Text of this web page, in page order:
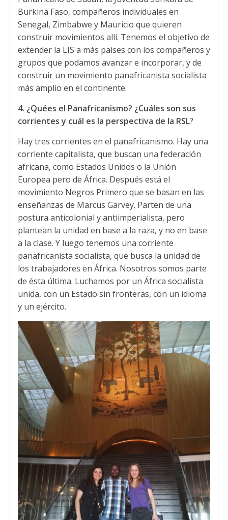
Burkina Faso, compañeros individuales en
Senegal, Zimbabwe y Mauricio que quieren
construir movimientos allí. Tenemos el objetivo de
extender la LIS a más países con los compañeros y
grupos que podamos avanzar e incorporar, y de
construir un movimiento panafricanista socialista
más amplio en el continente.
4. ¿Quées el Panafricanismo? ¿Cuáles son sus
corrientes y cuál es la perspectiva de la RSL?
Hay tres corrientes en el panafricanismo. Hay una
corriente capitalista, que buscan una federación
africana, como Estados Unidos o la Unión
Europea pero de África. Después está el
movimiento Negros Primero que se basan en las
enseñanzas de Marcus Garvey. Parten de una
postura anticolonial y antiimperialista, pero
plantean la unidad en base a la raza, y no en base
a la clase. Y luego tenemos una corriente
panafricanista socialista, que busca la unidad de
los trabajadores en África. Nosotros somos parte
de ésta última. Luchamos por un África socialista
unida, con un Estado sin fronteras, con un idioma
y un ejército.